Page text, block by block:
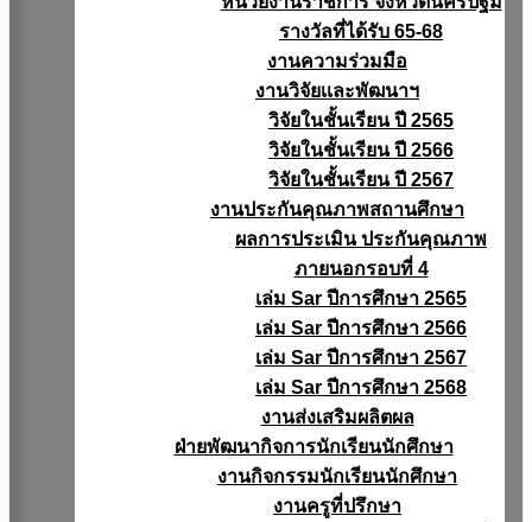
รางวัลที่ได้รับ 65-68
งานความร่วมมือ
งานวิจัยเเละพัฒนาฯ
วิจัยในชั้นเรียน ปี 2565
วิจัยในชั้นเรียน ปี 2566
วิจัยในชั้นเรียน ปี 2567
งานประกันคุณภาพสถานศึกษา
ผลการประเมิน ประกันคุณภาพ
ภายนอกรอบที่ 4
เล่ม Sar ปีการศึกษา 2565
เล่ม Sar ปีการศึกษา 2566
เล่ม Sar ปีการศึกษา 2567
เล่ม Sar ปีการศึกษา 2568
งานส่งเสริมผลิตผล
ฝ่ายพัฒนากิจการนักเรียนนักศึกษา
งานกิจกรรมนักเรียนนักศึกษา
งานครูที่ปรึกษา